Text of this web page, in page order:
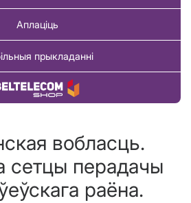
Аплаціць
прыкладанні
Купіць тавар
вобласць.
сетцы перадачы
раёна.